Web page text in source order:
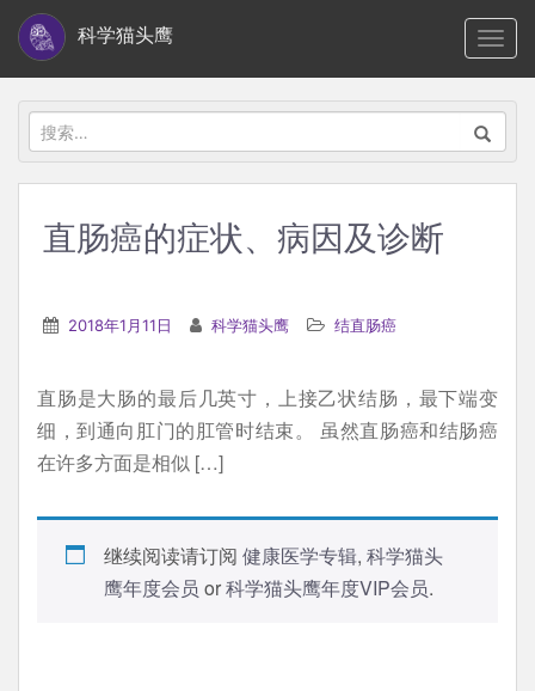
i
科学猫头鹰
搜
索：
直肠癌的症状、病因及诊断
2018年1月11日 科学猫头鹰 结直肠癌
直肠是大肠的最后几英寸，上接乙状结肠，最下端变
细，到通向肛门的肛管时结束。 虽然直肠癌和结肠癌
在许多方面是相似 […]
继续阅读请订阅 健康医学专辑, 科学猫头
鹰年度会员 or科学猫头鹰年度VIP会员.